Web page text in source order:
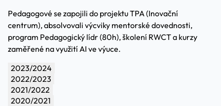
Pedagogové se zapojili do projektu TPA (Inovační
centrum), absolvovali výcviky mentorské dovednosti,
program Pedagogický lídr (80h), školení RWCT a kurzy
zaměřené na využití AI ve výuce.
2023/2024
2022/2023
2021/2022
2020/2021